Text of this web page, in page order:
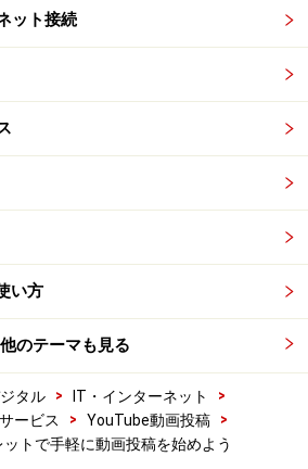
ット接続
い方
他のテーマも見る
タル > IT・インターネット
>
ービス
> YouTube動画投稿
>
トで手軽に動画投稿を始めよう